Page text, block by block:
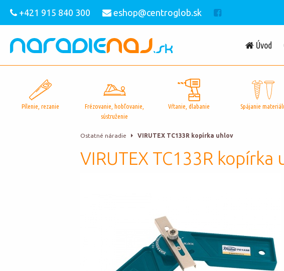
+421 915 840 300 eshop@centroglob.sk
Úvod
Pílenie, rezanie
Frézovanie, hobľovanie,
sústruženie
Vŕtanie, dlabanie Spájanie
Ostatné náradie VIRUTEX TC133R kopírka uhlov
VIRUTEX TC133R kopírka